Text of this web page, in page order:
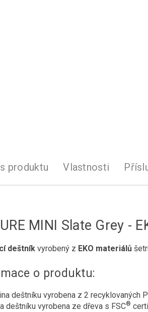
produktu Vlastnosti
MINI Slate Grey -
deštník vyrobený z EKO materiálů
o produktu:
deštníku vyrobena z 2 recyklovaných
deštníku vyrobena ze dřeva s FSC®